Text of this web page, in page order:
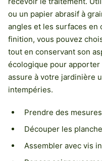
ou un papier abrasif à
angles et les surfaces en
finition, vous pouvez
tout en conservant son
écologique pour apporter
assure à votre jardinière
intempéries.
Prendre des
Découper les
Assembler avec vis